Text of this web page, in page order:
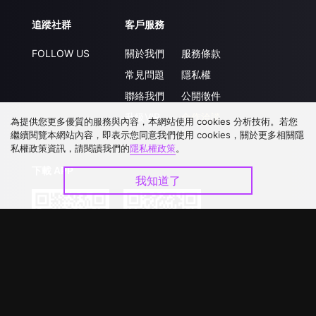
追蹤社群
FOLLOW US
客戶服務
關於我們
常見問題
聯絡我們
升級VIP
服務條款
隱私權
公開徵件
合作洽談
下載 APP
為提供您更多優質的服務與內容，本網站使用 cookies 分析技術。若您
繼續閱覽本網站內容，即表示您同意我們使用 cookies，關於更多相關隱
私權政策資訊，請閱讀我們的隱私權政策。
我知道了